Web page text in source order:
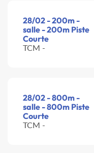
28/02 - 200m -
salle - 200m Piste
Courte
TCM -
28/02 - 800m -
salle - 800m Piste
Courte
TCM -